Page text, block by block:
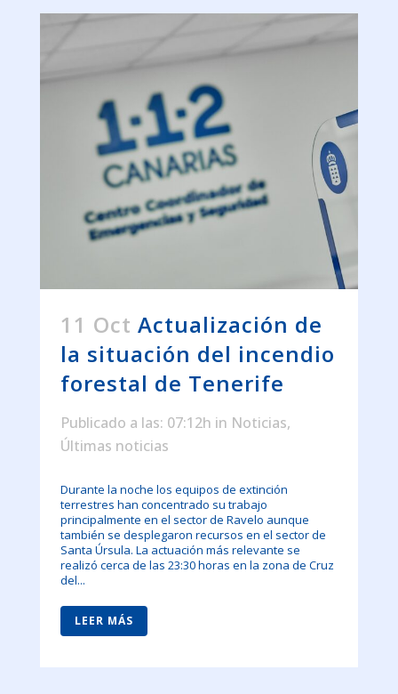
11 Oct Actualización de
la situación del incendio
forestal de Tenerife
Publicado a las: 07:12h in Noticias,
Últimas noticias
Durante la noche los equipos de extinción
terrestres han concentrado su trabajo
principalmente en el sector de Ravelo aunque
también se desplegaron recursos en el sector de
Santa Úrsula. La actuación más relevante se
realizó cerca de las 23:30 horas en la zona de Cruz
del...
LEER MÁS